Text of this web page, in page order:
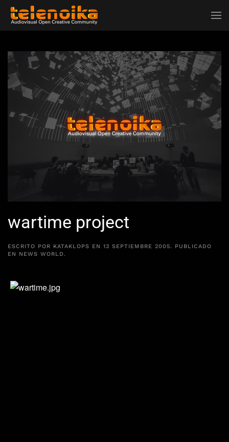
Ir al contenido principal
wartime project
ESCRITO POR KATAKLOPS EN 13 SEPTIEMBRE 2005. PUBLICADO
EN NEWS WORLD.